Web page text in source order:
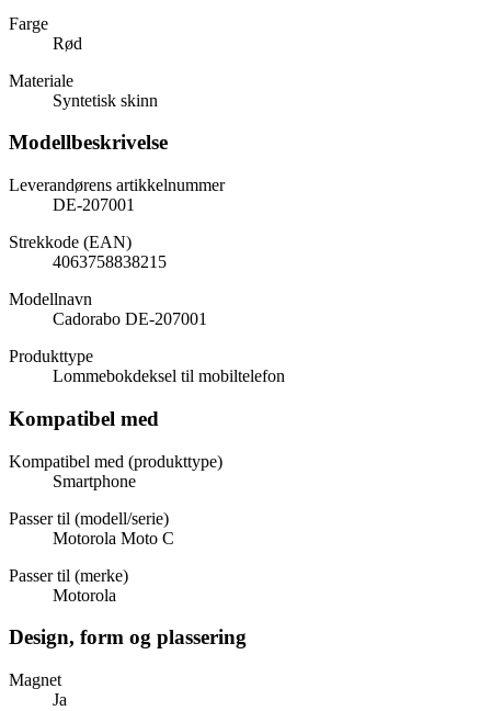
Farge
Rød
Materiale
Syntetisk skinn
Modellbeskrivelse
Leverandørens artikkelnummer
DE-207001
Strekkode (EAN)
4063758838215
Modellnavn
Cadorabo DE-207001
Produkttype
Lommebokdeksel til mobiltelefon
Kompatibel med
Kompatibel med (produkttype)
Smartphone
Passer til (modell/serie)
Motorola Moto C
Passer til (merke)
Motorola
Design, form og plassering
Magnet
Ja